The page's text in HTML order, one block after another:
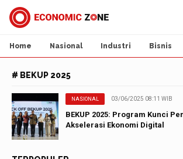
Home Nasional Industri Bisnis
# BEKUP 2025
NASIONAL 03/06/2025 08:11 WIB
BEKUP 2025: Program Kunci
Akselerasi Ekonomi Digital